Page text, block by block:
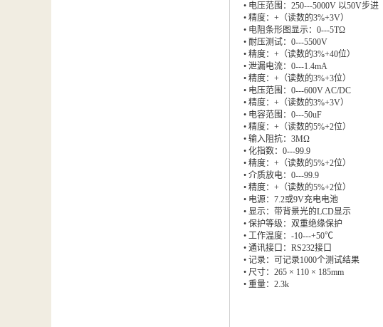
• 电压范围：250---5000V 以50V步进
• 精度：+（读数的3%+3V）
• 电阻条形图显示：0---5TΩ
• 耐压测试：0---5500V
• 精度：+（读数的3%+40位）
• 泄漏电流：0---1.4mA
• 精度：+（读数的3%+3位）
• 电压范围：0---600V AC/DC
• 精度：+（读数的3%+3V）
• 电容范围：0---50uF
• 精度：+（读数的5%+2位）
• 输入阻抗：3MΩ
• 化指数：0---99.9
• 精度：+（读数的5%+2位）
• 介质放电：0---99.9
• 精度：+（读数的5%+2位）
• 电源：7.2或9V充电电池
• 显示：带背景光的LCD显示
• 保护等级：双重绝缘保护
• 工作温度：-10---+50℃
• 通讯接口：RS232接口
• 记录：可记录1000个测试结果
• 尺寸：265 × 110 × 185mm
• 重量：2.3k